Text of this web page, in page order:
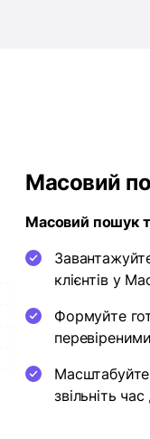
Масовий
Масовий пошук
клієнтів у
Формуйте
звільніть